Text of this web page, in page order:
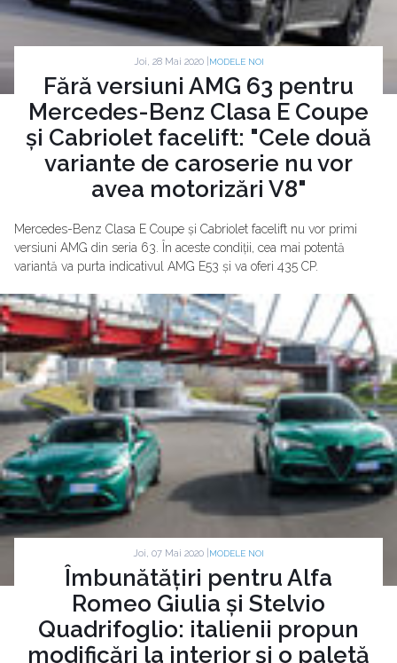
Joi, 28 Mai 2020 | MODELE NOI
Fără versiuni AMG 63 pentru
Mercedes-Benz Clasa E Coupe
și Cabriolet facelift: "Cele două
variante de caroserie nu vor
avea motorizări V8"
Mercedes-Benz Clasa E Coupe și Cabriolet facelift nu vor primi
versiuni AMG din seria 63. În aceste condiții, cea mai potentă
variantă va purta indicativul AMG E53 și va oferi 435 CP.
Joi, 07 Mai 2020 | MODELE NOI
Îmbunătățiri pentru Alfa
Romeo Giulia și Stelvio
Quadrifoglio: italienii propun
modificări la interior și o paletă